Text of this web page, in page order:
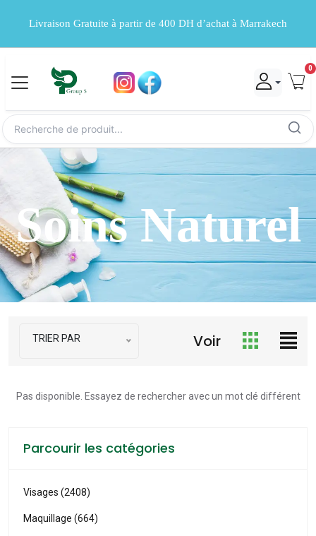
Livraison Gratuite à partir de 400 DH d’achat à Marrakech
0
Soins Naturel
TRIER PAR Voir
Pas disponible. Essayez de rechercher avec un mot clé différent
Parcourir les catégories
Visages (2408)
Maquillage (664)